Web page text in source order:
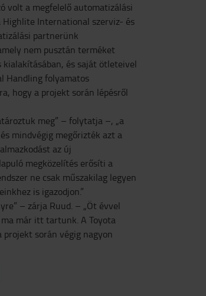
volt a megfelelő automatizálási
Highlite International szerviz- és
partnerünk
nem pusztán terméket
és saját ötleteivel
Handling folyamatos
hogy a projekt során lépésről
meg” – folytatja –, „a
mindvégig megőrizték azt a
az új
megközelítés erősíti a
ne csak műszakilag legyen
is igazodjon.”
– zárja Ruud. – „Öt évvel
már itt tartunk. A Toyota
során végig nagyon